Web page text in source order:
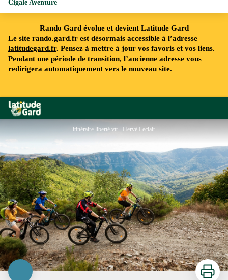
Rando Gard évolue et devient Latitude Gard
Le site rando.gard.fr est désormais accessible à l’adresse
latitudegard.fr. Pensez à mettre à jour vos favoris et vos liens.
Pendant une période de transition, l’ancienne adresse vous
redirigera automatiquement vers le nouveau site.
Rando Gard
Cigale Aventure
itinéraire liberté vtt - Hervé Leclair
Imprimer